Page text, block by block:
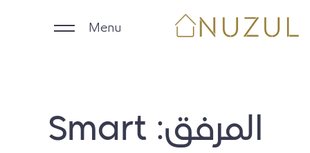
الوحدات اليومية
Menu
المرفق: Smart